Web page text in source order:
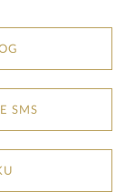
SMS